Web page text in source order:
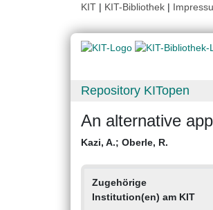
KIT | KIT-Bibliothek |
Repository KITopen
An alternative
Kazi, A.; Oberle, R.
Zugehörige
Institution(en) am KIT